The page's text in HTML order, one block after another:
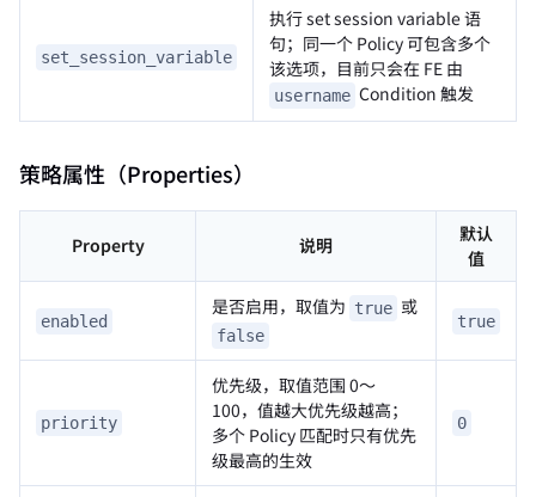
set_session_variable
执行 set session variable 语
句；同一个 Policy 可包含多个
该选项，目前只会在 FE 由
username Condition 触发
策略属性（Properties）
Property 说明
默认
值
enabled
是否启用，取值为 true 或
false
true
priority
优先级，取值范围 0～
100，值越大优先级越高；
多个 Policy 匹配时只有优先
级最高的生效
0